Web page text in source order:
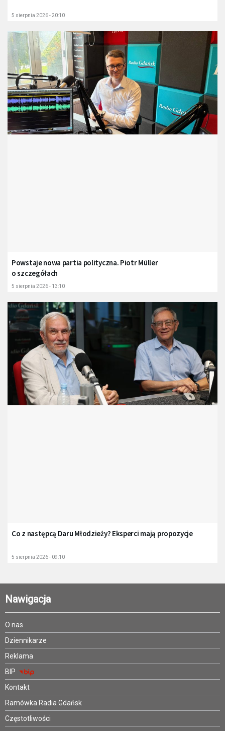
5 sierpnia 2026 - 20:10
Powstaje nowa partia polityczna. Piotr Müller
o szczegółach
5 sierpnia 2026 - 13:10
Co z następcą Daru Młodzieży? Eksperci mają propozycje
5 sierpnia 2026 - 09:10
Nawigacja
O nas
Dziennikarze
Reklama
BIP
Kontakt
Ramówka Radia Gdańsk
Częstotliwości